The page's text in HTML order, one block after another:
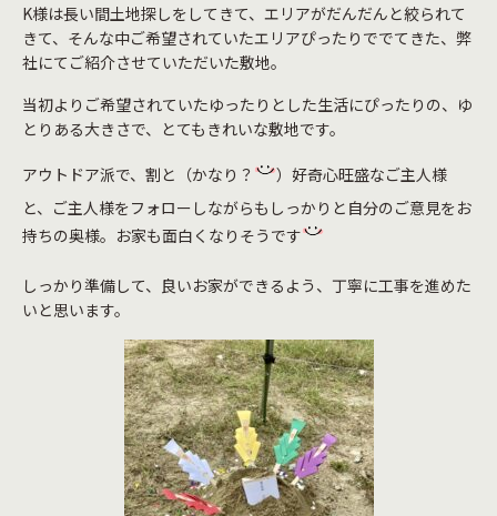
K様は長い間土地探しをしてきて、エリアがだんだんと絞られて
きて、そんな中ご希望されていたエリアぴったりででてきた、弊
社にてご紹介させていただいた敷地。
当初よりご希望されていたゆったりとした生活にぴったりの、ゆ
とりある大きさで、とてもきれいな敷地です。
アウトドア派で、割と（かなり？
）好奇心旺盛なご主人様
と、ご主人様をフォローしながらもしっかりと自分のご意見をお
持ちの奥様。お家も面白くなりそうです
しっかり準備して、良いお家ができるよう、丁寧に工事を進めた
いと思います。